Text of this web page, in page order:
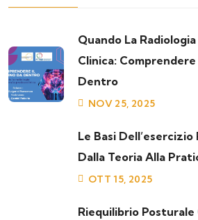
Quando La
Clinica: Comprendere
Dentro
NOV 25, 2025
Le Basi
Dalla Teoria Alla
OTT 15, 2025
Riequilibrio Posturale